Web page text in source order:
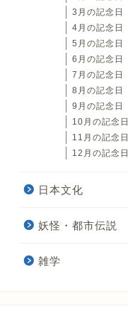
3月の記念日
4月の記念日
5月の記念日
6月の記念日
7月の記念日
8月の記念日
9月の記念日
10月の記念日
11月の記念日
12月の記念日
日本文化
妖怪・都市伝説
雑学